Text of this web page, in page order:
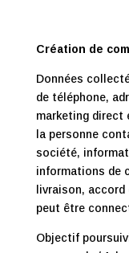
Création de
Données
de téléphone,
marketing direct
la personne
société,
informations de
livraison,
peut être
Objectif